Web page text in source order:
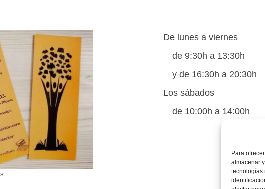
Para
almacenar
tecnologías
De lunes a viernes
de 9:30h a 13:30h
y de 16:30h a 20:30h
Los sábados
de 10:00h a 14:00h